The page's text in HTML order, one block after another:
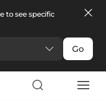
to see specific
Go